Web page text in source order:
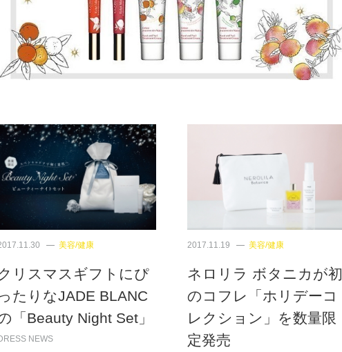
美容/健康
リスマスギフトにぴ
ったりなJADE BLANC
「Beauty Night Set」
NEWS
2017.11.19 美容/健康
ネロリラ ボタニカが初
のコフレ「ホリデーコ
レクション」を数量限
定発売